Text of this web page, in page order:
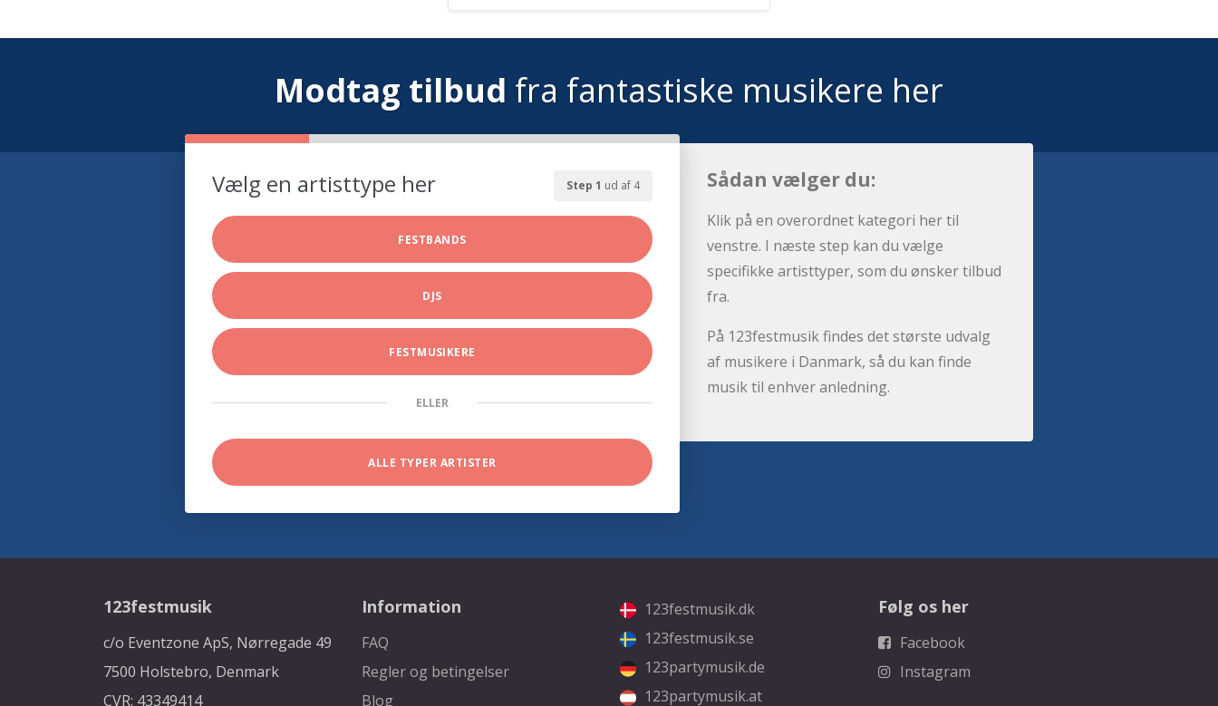
Modtag tilbud fra fantastiske musikere her
Step 1 ud af 4
Vælg en artisttype her
FESTBANDS
DJS
FESTMUSIKERE
ELLER
ALLE TYPER ARTISTER
Sådan vælger du:
Klik på en overordnet kategori her til
venstre. I næste step kan du vælge
specifikke artisttyper, som du ønsker tilbud
fra.
På 123festmusik findes det største udvalg
af musikere i Danmark, så du kan finde
musik til enhver anledning.
123festmusik
c/o Eventzone ApS, Nørregade 49
7500 Holstebro, Denmark
CVR: 43349414
Information
FAQ
Regler og betingelser
Blog
123festmusik.dk
123festmusik.se
123partymusik.de
123partymusik.at
Følg os her
Facebook
Instagram